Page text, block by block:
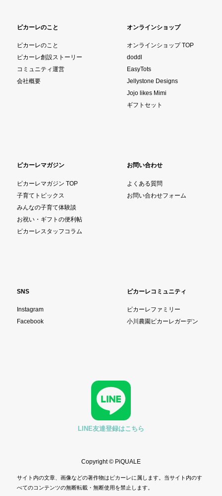
ピカーレのこと
ピカーレのこと
ピカーレ創設ストーリー
コミュニティ運営
会社概要
オンラインショップ
オンラインショップ TOP
doddl
EasyTots
Jellystone Designs
Jojo likes Mimi
ギフトセット
ピカーレマガジン
ピカーレマガジン TOP
子育てトピックス
みんなの子育て体験談
お祝い・ギフトの便利帖
ピカーレスタッフコラム
お問い合わせ
よくある質問
お問い合わせフォーム
SNS
Instagram
Facebook
ピカーレコミュニティ
ピカーレファミリー
小川農園ピカーレガーデン
LINE友達登録はこちら
Copyright © PiQUALE
サイト内の文章、画像などの著作物はピカーレに属します。当サイト内のす
べてのコンテンツの無断転載・無断使用を禁止します。